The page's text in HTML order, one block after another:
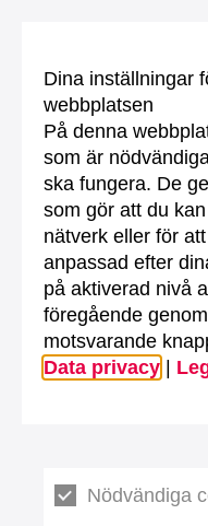
Dina inställningar
webbplatsen
På denna
som är
ska fungera. De
som gör att du
nätverk eller för
anpassad efter
på aktiverad nivå
föregående
motsvarande
Data privacy
Nödvändiga